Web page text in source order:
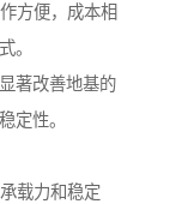
方便，成本相
。
著改善地基的
定性。
载力和稳定